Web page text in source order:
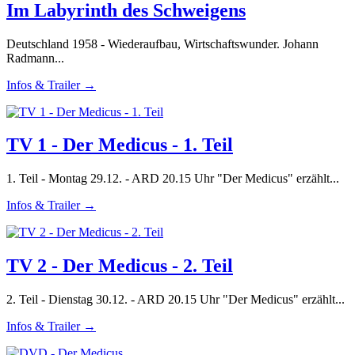
Im Labyrinth des Schweigens
Deutschland 1958 - Wiederaufbau, Wirtschaftswunder. Johann
Radmann...
Infos & Trailer →
TV 1 - Der Medicus - 1. Teil
1. Teil - Montag 29.12. - ARD 20.15 Uhr "Der Medicus" erzählt...
Infos & Trailer →
TV 2 - Der Medicus - 2. Teil
2. Teil - Dienstag 30.12. - ARD 20.15 Uhr "Der Medicus" erzählt...
Infos & Trailer →